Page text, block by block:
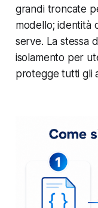
grandi troncate
modello; identità
serve. La stessa
isolamento per
protegge tutti gli